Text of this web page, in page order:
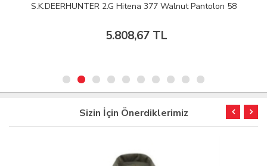
S.K.DEERHUNTER 2.G Hitena 377 Walnut Pantolon 58
5.808,67 TL
Sizin İçin Önerdiklerimiz